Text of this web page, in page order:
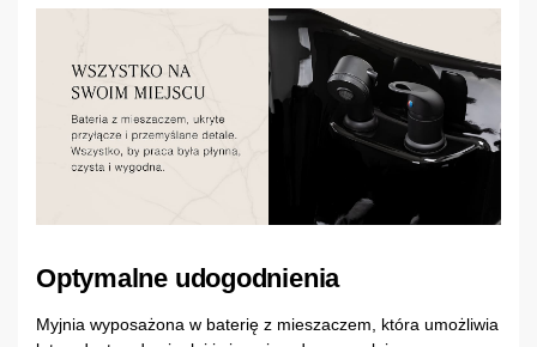
Optymalne udogodnienia
Myjnia wyposażona w baterię z mieszaczem, która umożliwia